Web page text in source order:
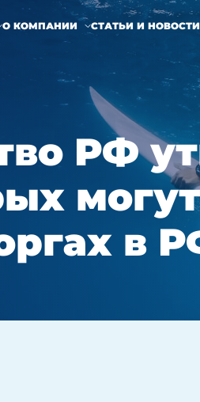
О КОМПАНИИ СТАТЬИ И НОВОСТИ
РФ
в